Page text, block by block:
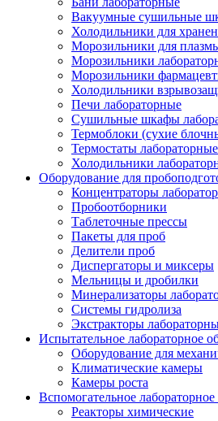
Вакуумные сушильные
Холодильники для
Морозильники для
Морозильники
Морозильники
Холодильники
Печи лабораторные
Сушильные шкафы
Термоблоки (сухие
Термостаты лабораторные
Холодильники
Оборудование для
Концентраторы
Пробоотборники
Таблеточные прессы
Пакеты для проб
Делители проб
Диспергаторы и миксеры
Мельницы и дробилки
Минерализаторы
Системы гидролиза
Экстракторы
Испытательное лабораторное
Оборудование для
Климатические камеры
Камеры роста
Вспомогательное
Реакторы химические